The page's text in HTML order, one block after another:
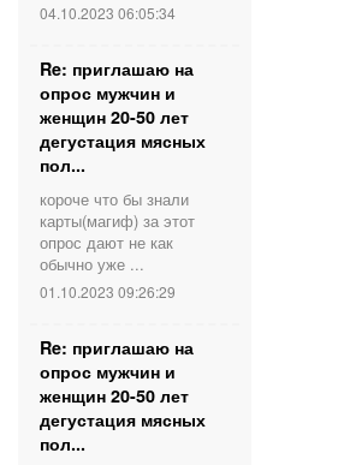
04.10.2023 06:05:34
Re: приглашаю на
опрос мужчин и
женщин 20-50 лет
дегустация мясных
пол...
короче что бы знали
карты(магиф) за этот
опрос дают не как
обычно уже ...
01.10.2023 09:26:29
Re: приглашаю на
опрос мужчин и
женщин 20-50 лет
дегустация мясных
пол...